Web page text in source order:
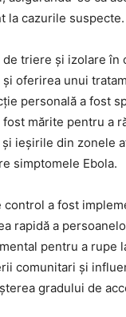
la cazurile suspecte.
triere și izolare în
oferirea unui
personală a fost
mărite pentru a
ieșirile din zonele
simptomele Ebola.
a fost
rapidă a
pentru a rupe
comunitari și
gradului de